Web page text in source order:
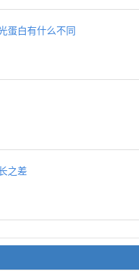
蛋白有什么不同
之差